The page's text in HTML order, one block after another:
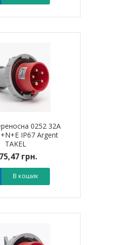
0252 32А
IP67 Argent
TAKEL
грн.
В кошик